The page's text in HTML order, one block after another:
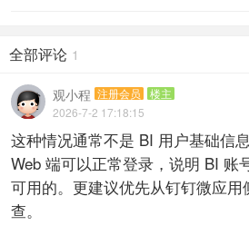
全部评论 1
观小程 注册会员
楼主
2026-7-2 17:18:15
这种情况通常不是 BI 用户基础信
Web 端可以正常登录，说明 BI 账
可用的。更建议优先从钉钉微应
查。